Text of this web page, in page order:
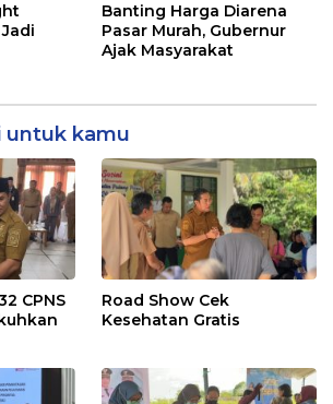
Banting Harga Diarena
Pasar Murah, Gubernur
Ajak Masyarakat
untuk kamu
CPNS
Road Show Cek
Kesehatan Gratis